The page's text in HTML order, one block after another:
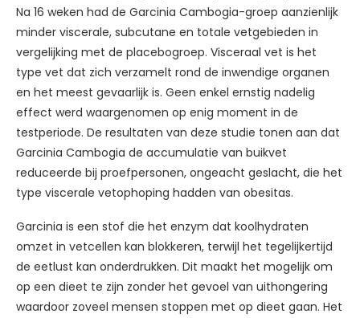
Na 16 weken had de Garcinia Cambogia-groep aanzienlijk
minder viscerale, subcutane en totale vetgebieden in
vergelijking met de placebogroep. Visceraal vet is het
type vet dat zich verzamelt rond de inwendige organen
en het meest gevaarlijk is. Geen enkel ernstig nadelig
effect werd waargenomen op enig moment in de
testperiode. De resultaten van deze studie tonen aan dat
Garcinia Cambogia de accumulatie van buikvet
reduceerde bij proefpersonen, ongeacht geslacht, die het
type viscerale vetophoping hadden van obesitas.
Garcinia is een stof die het enzym dat koolhydraten
omzet in vetcellen kan blokkeren, terwijl het tegelijkertijd
de eetlust kan onderdrukken. Dit maakt het mogelijk om
op een dieet te zijn zonder het gevoel van uithongering
waardoor zoveel mensen stoppen met op dieet gaan. Het